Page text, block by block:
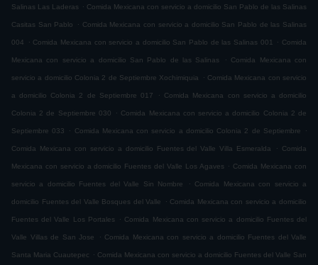
Salinas Las Laderas . Comida Mexicana con servicio a domicilio San Pablo de las Salinas
Casitas San Pablo . Comida Mexicana con servicio a domicilio San Pablo de las Salinas
004 . Comida Mexicana con servicio a domicilio San Pablo de las Salinas 001 . Comida
Mexicana con servicio a domicilio San Pablo de las Salinas . Comida Mexicana con
servicio a domicilio Colonia 2 de Septiembre Xochimiquia . Comida Mexicana con servicio
a domicilio Colonia 2 de Septiembre 017 . Comida Mexicana con servicio a domicilio
Colonia 2 de Septiembre 030 . Comida Mexicana con servicio a domicilio Colonia 2 de
Septiembre 033 . Comida Mexicana con servicio a domicilio Colonia 2 de Septiembre .
Comida Mexicana con servicio a domicilio Fuentes del Valle Villa Esmeralda . Comida
Mexicana con servicio a domicilio Fuentes del Valle Los Agaves . Comida Mexicana con
servicio a domicilio Fuentes del Valle Sin Nombre . Comida Mexicana con servicio a
domicilio Fuentes del Valle Bosques del Valle . Comida Mexicana con servicio a domicilio
Fuentes del Valle Los Portales . Comida Mexicana con servicio a domicilio Fuentes del
Valle Villas de San Jose . Comida Mexicana con servicio a domicilio Fuentes del Valle
Santa Maria Cuautepec . Comida Mexicana con servicio a domicilio Fuentes del Valle San